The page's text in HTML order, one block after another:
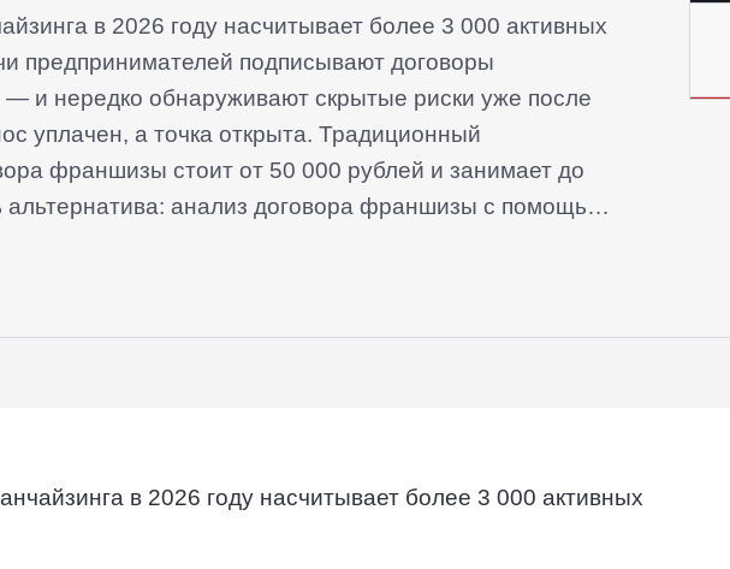
в 2026 году насчитывает более 3 000 активных
— и нередко обнаруживают скрытые риски уже после
уплачен, а точка открыта. Традиционный
франшизы стоит от 50 000 рублей и занимает до
альтернатива: анализ договора франшизы с помощью
в 2026 году насчитывает более 3 000 активных